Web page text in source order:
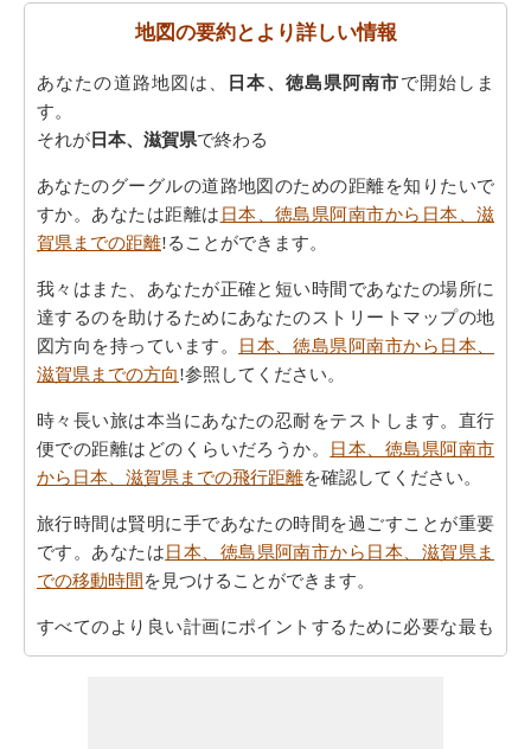
地図の要約とより詳しい情報
あなたの道路地図は、 日本、徳島県阿南市で開始しま
す。
それが 日本、滋賀県で終わる
あなたのグーグルの道路地図のための距離を知りたいで
すか。あなたは距離は 日本、徳島県阿南市から日本、滋
賀県までの距離!ることができます。
我々はまた、あなたが正確と短い時間であなたの場所に
達するのを助けるためにあなたのストリートマップの地
図方向を持っています。
日本、徳島県阿南市から日本、
滋賀県までの方向!参照してください。
時々長い旅は本当にあなたの忍耐をテストします。直行
便での距離はどのくらいだろうか。
日本、徳島県阿南市
から日本、滋賀県までの飛行距離を確認してください。
旅行時間は賢明に手であなたの時間を過ごすことが重要
です。あなたは日本、徳島県阿南市から日本、滋賀県ま
での移動時間を見つけることができます。
すべてのより良い計画にポイントするために必要な最も
重要なご旅行の要約を取得しますか。ここに - 旅行は日